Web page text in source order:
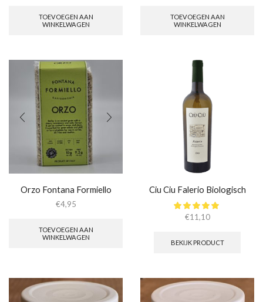
TOEVOEGEN AAN
WINKELWAGEN
TOEVOEGEN AAN
WINKELWAGEN
Orzo Fontana Formiello
€4,95
TOEVOEGEN AAN
WINKELWAGEN
Ciu Ciu Falerio Biologisch
€11,10
BEKIJK PRODUCT